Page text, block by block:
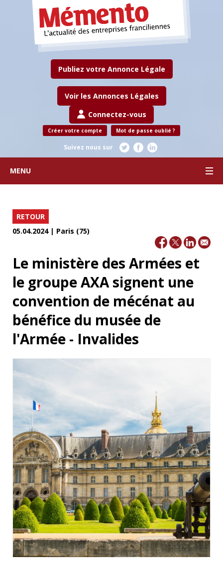
Publiez votre Annonce Légale
Voir les Annonces Légales
Connectez-vous
Créer votre compte Mot de passe oublié ?
Suivez nous sur
MENU
RETOUR
05.04.2024 | Paris (75)
Le ministère des Armées et
le groupe AXA signent une
convention de mécénat au
bénéfice du musée de
l'Armée - Invalides